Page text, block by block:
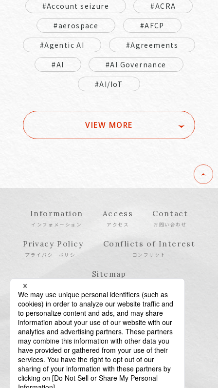
#Account seizure
#ACRA
#aerospace
#AFCP
#Agentic AI
#Agreements
#AI
#AI Governance
#AI/IoT
VIEW MORE
Information
インフォメーション
Access
アクセス
Contact
お問い合わせ
Privacy Policy
プライバシーポリシー
Conflicts of Interest
コンフリクト
Sitemap